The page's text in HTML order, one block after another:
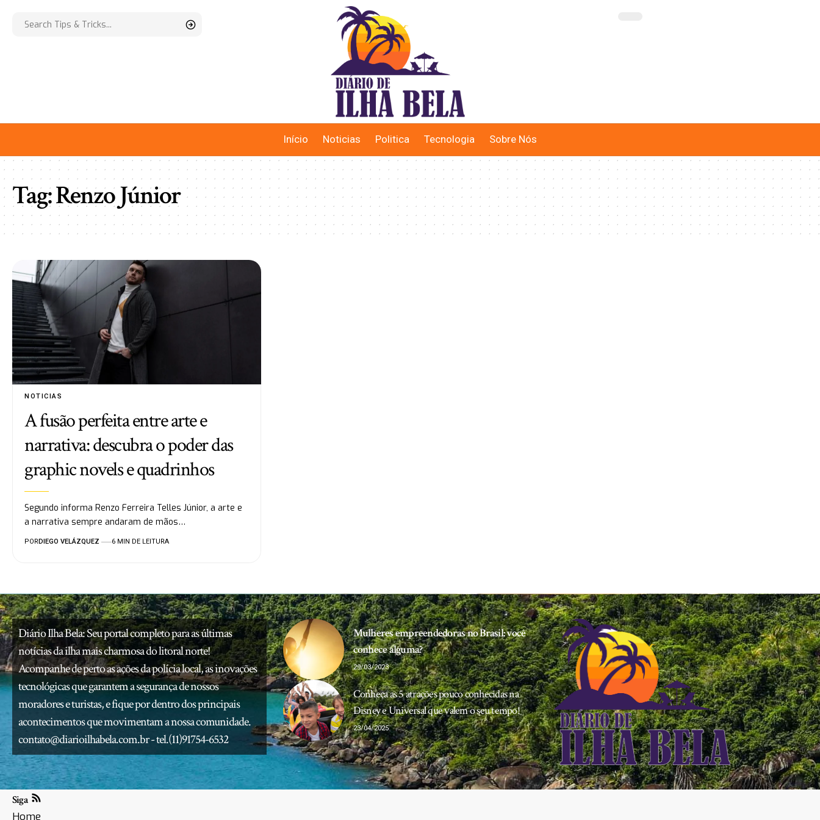
Início Noticias Politica Tecnologia Sobre Nós
Tag:Renzo Júnior
NOTICIAS
A fusão perfeita entre arte e
narrativa: descubra o poder das
graphic novels e quadrinhos
Segundo informa Renzo Ferreira Telles Júnior, a arte e
a narrativa sempre andaram de mãos…
PORDIEGO VELÁZQUEZ 6 MIN DE LEITURA
Diário Ilha Bela: Seu portal completo para as últimas
notícias da ilha mais charmosa do litoral norte!
Acompanhe de perto as ações da polícia local, as inovações
tecnológicas que garantem a segurança de nossos
moradores e turistas, e fique por dentro dos principais
acontecimentos que movimentam a nossa comunidade.
contato@diarioilhabela.com.br- tel.(11)91754-6532
Mulheres empreendedoras no Brasil: você
conhece alguma?
29/03/2023
Conheça as 5 atrações pouco conhecidas na
Disney e Universal que valem o seu tempo!
23/04/2025
Siga
Home